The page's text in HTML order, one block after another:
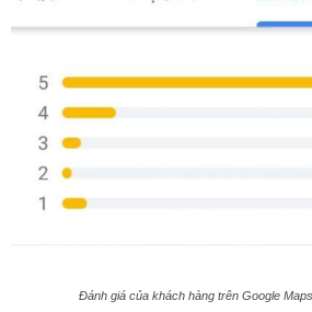
Đánh giá của khách hàng trên Google